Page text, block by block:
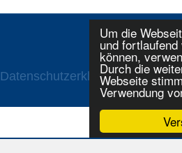
Um die
und
können,
Durch die
Webseite
Verwendung
Datenschutzerklaerung Login